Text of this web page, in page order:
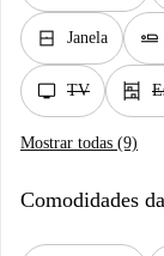
window_closed Janela airline_seat_flat
tv TV shelves
Mostrar todas (9)
Comodidades